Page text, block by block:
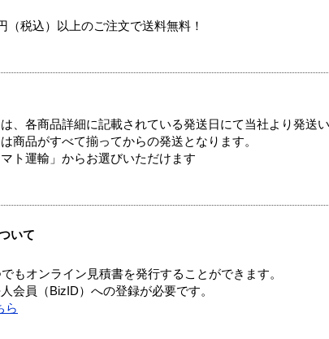
税込）以上のご注文で送料無料！
、各商品詳細に記載されている発送日にて当社より発送い
商品がすべて揃ってからの発送となります。
ト運輸」からお選びいただけます
いて
もオンライン見積書を発行することができます。
会員（BizID）への登録が必要です。
ら